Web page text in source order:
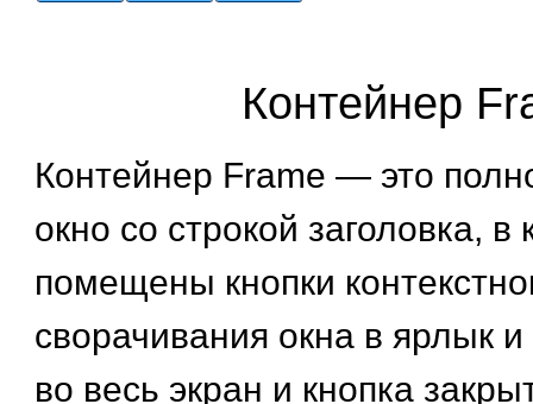
Контейнер
Контейнер Frame — это
окно со строкой заголовка, в
помещены кнопки
сворачивания окна в ярлык
во весь экран и кнопка